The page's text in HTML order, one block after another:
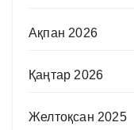
Ақпан 2026
Қаңтар 2026
Желтоқсан 2025